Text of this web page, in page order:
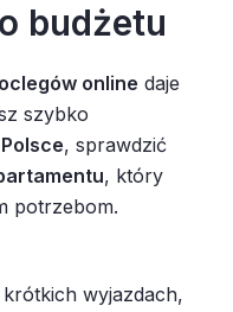
budżetu
online daje
szybko
, sprawdzić
, który
potrzebom.
wyjazdach,